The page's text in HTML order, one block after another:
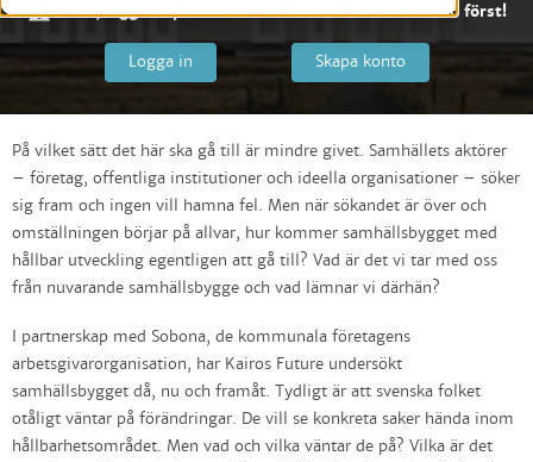
Psst, logga in på ditt Kairos Future Friends-konto först!
Logga in Skapa konto
På vilket sätt det här ska gå till är mindre givet. Samhällets aktörer
– företag, offentliga institutioner och ideella organisationer – söker
sig fram och ingen vill hamna fel. Men när sökandet är över och
omställningen börjar på allvar, hur kommer samhällsbygget med
hållbar utveckling egentligen att gå till? Vad är det vi tar med oss
från nuvarande samhällsbygge och vad lämnar vi därhän?
I partnerskap med Sobona, de kommunala företagens
arbetsgivarorganisation, har Kairos Future undersökt
samhällsbygget då, nu och framåt. Tydligt är att svenska folket
otåligt väntar på förändringar. De vill se konkreta saker hända inom
hållbarhetsområdet. Men vad och vilka väntar de på? Vilka är det